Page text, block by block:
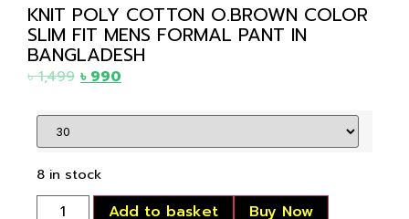
KNIT POLY COTTON O.BROWN COLOR
SLIM FIT MENS FORMAL PANT IN
BANGLADESH
৳1,499 ৳990
8 in stock
Add to basket Buy Now